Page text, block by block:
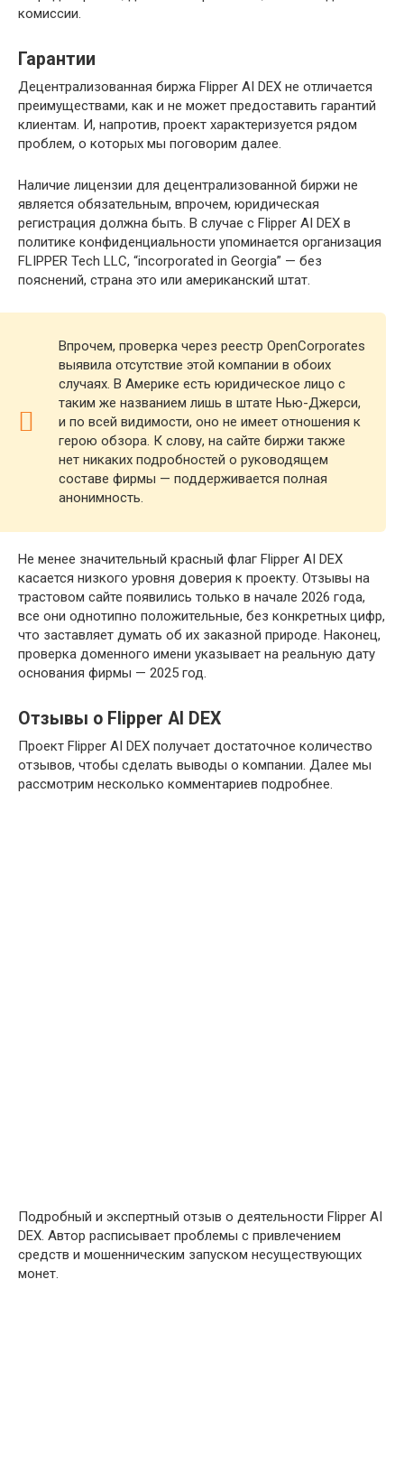
комиссии.
Гарантии
Децентрализованная биржа Flipper AI DEX не отличается
преимуществами, как и не может предоставить гарантий
клиентам. И, напротив, проект характеризуется рядом
проблем, о которых мы поговорим далее.
Наличие лицензии для децентрализованной биржи не
является обязательным, впрочем, юридическая
регистрация должна быть. В случае с Flipper AI DEX в
политике конфиденциальности упоминается организация
FLIPPER Tech LLC, “incorporated in Georgia” — без
пояснений, страна это или американский штат.
Впрочем, проверка через реестр OpenCorporates
выявила отсутствие этой компании в обоих
случаях. В Америке есть юридическое лицо с
таким же названием лишь в штате Нью-Джерси,
и по всей видимости, оно не имеет отношения к
герою обзора. К слову, на сайте биржи также
нет никаких подробностей о руководящем
составе фирмы — поддерживается полная
анонимность.
Не менее значительный красный флаг Flipper AI DEX
касается низкого уровня доверия к проекту. Отзывы на
трастовом сайте появились только в начале 2026 года,
все они однотипно положительные, без конкретных цифр,
что заставляет думать об их заказной природе. Наконец,
проверка доменного имени указывает на реальную дату
основания фирмы — 2025 год.
Отзывы о Flipper AI DEX
Проект Flipper AI DEX получает достаточное количество
отзывов, чтобы сделать выводы о компании. Далее мы
рассмотрим несколько комментариев подробнее.
Подробный и экспертный отзыв о деятельности Flipper AI
DEX. Автор расписывает проблемы с привлечением
средств и мошенническим запуском несуществующих
монет.